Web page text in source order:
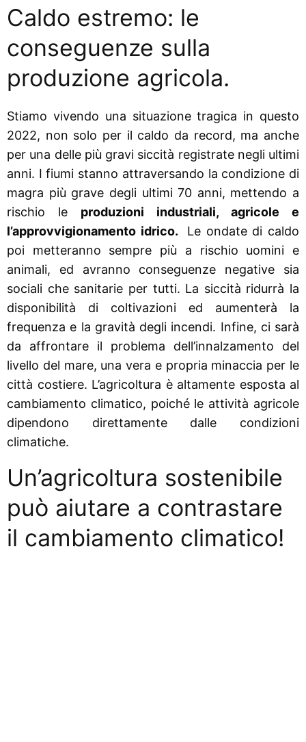
Caldo estremo: le
conseguenze sulla
produzione agricola.
Stiamo vivendo una situazione tragica in questo
2022, non solo per il caldo da record, ma anche
per una delle più gravi siccità registrate negli ultimi
anni. I fiumi stanno attraversando la condizione di
magra più grave degli ultimi 70 anni, mettendo a
rischio le produzioni industriali, agricole e
l’approvvigionamento idrico. Le ondate di caldo
poi metteranno sempre più a rischio uomini e
animali, ed avranno conseguenze negative sia
sociali che sanitarie per tutti. La siccità ridurrà la
disponibilità di coltivazioni ed aumenterà la
frequenza e la gravità degli incendi. Infine, ci sarà
da affrontare il problema dell’innalzamento del
livello del mare, una vera e propria minaccia per le
città costiere. L’agricoltura è altamente esposta al
cambiamento climatico, poiché le attività agricole
dipendono direttamente dalle condizioni
climatiche.
Un’agricoltura sostenibile
può aiutare a contrastare
il cambiamento climatico!